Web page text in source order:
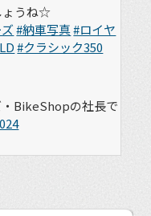
ょうね☆
#納車写真#ロイヤ
#クラシック350
BikeShopの社長で